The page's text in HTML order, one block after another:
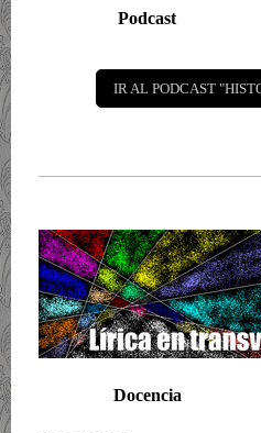
Podcast
IR AL PODCAST
Docencia